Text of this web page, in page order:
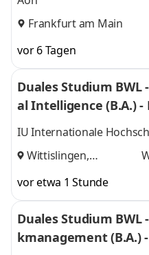
Frankfurt am Main
vor 6 Tagen
Duales Studium
al Intelligence (B.A.) -
IU Internationale
Wittislingen,
vor etwa 1 Stunde
Duales Studium BWL
kmanagement (B.A.)